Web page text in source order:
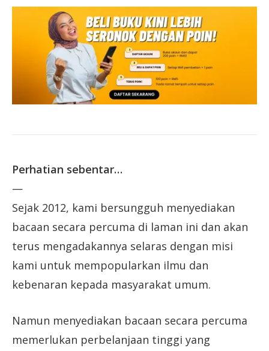
Perhatian sebentar…
—
Sejak 2012, kami bersungguh menyediakan
bacaan secara percuma di laman ini dan akan
terus mengadakannya selaras dengan misi
kami untuk mempopularkan ilmu dan
kebenaran kepada masyarakat umum.
Namun menyediakan bacaan secara percuma
memerlukan perbelanjaan tinggi yang